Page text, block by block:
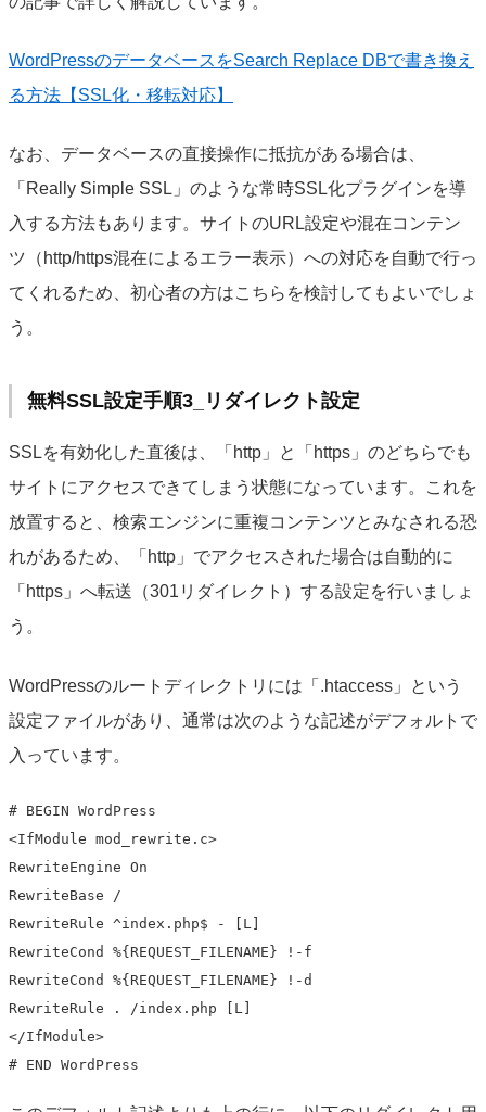
WordPressのデータベースをSearch Replace DBで書き換え
る方法【SSL化・移転対応】
なお、データベースの直接操作に抵抗がある場合は、
「Really Simple SSL」のような常時SSL化プラグインを導
入する方法もあります。サイトのURL設定や混在コンテン
ツ（http/https混在によるエラー表示）への対応を自動で行っ
てくれるため、初心者の方はこちらを検討してもよいでしょ
う。
無料SSL設定手順3_リダイレクト設定
SSLを有効化した直後は、「http」と「https」のどちらでも
サイトにアクセスできてしまう状態になっています。これを
放置すると、検索エンジンに重複コンテンツとみなされる恐
れがあるため、「http」でアクセスされた場合は自動的に
「https」へ転送（301リダイレクト）する設定を行いましょ
う。
WordPressのルートディレクトリには「.htaccess」という
設定ファイルがあり、通常は次のような記述がデフォルトで
入っています。
# BEGIN WordPress
<IfModule mod_rewrite.c>
RewriteEngine On
RewriteBase /
RewriteRule ^index.php$ - [L]
RewriteCond %{REQUEST_FILENAME} !-f
RewriteCond %{REQUEST_FILENAME} !-d
RewriteRule . /index.php [L]
</IfModule>
# END WordPress